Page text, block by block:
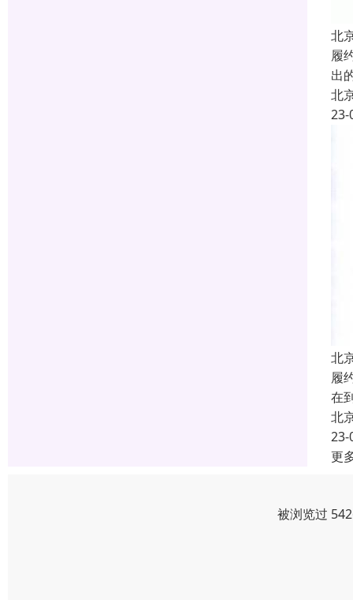
北
履
出
北
23-
北
履
在
北
23-
更
被浏览过